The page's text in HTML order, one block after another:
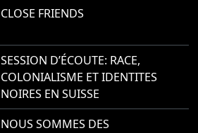
CLOSE FRIENDS
SESSION D’ÉCOUTE: RACE,
COLONIALISME ET IDENTITES
NOIRES EN SUISSE
NOUS SOMMES DES